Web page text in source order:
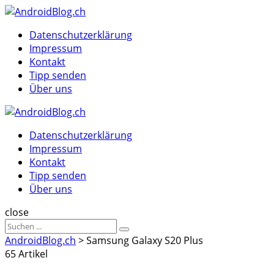
Menu
MenuDatenschutzerklärung
Impressum
Kontakt
Tipp senden
Über uns
Datenschutzerklärung
Impressum
Kontakt
Tipp senden
Über uns
Suche
close
Sucheergebnisse
für
Suche
AndroidBlog.ch >Samsung Galaxy S20 Plus
65 Artikel